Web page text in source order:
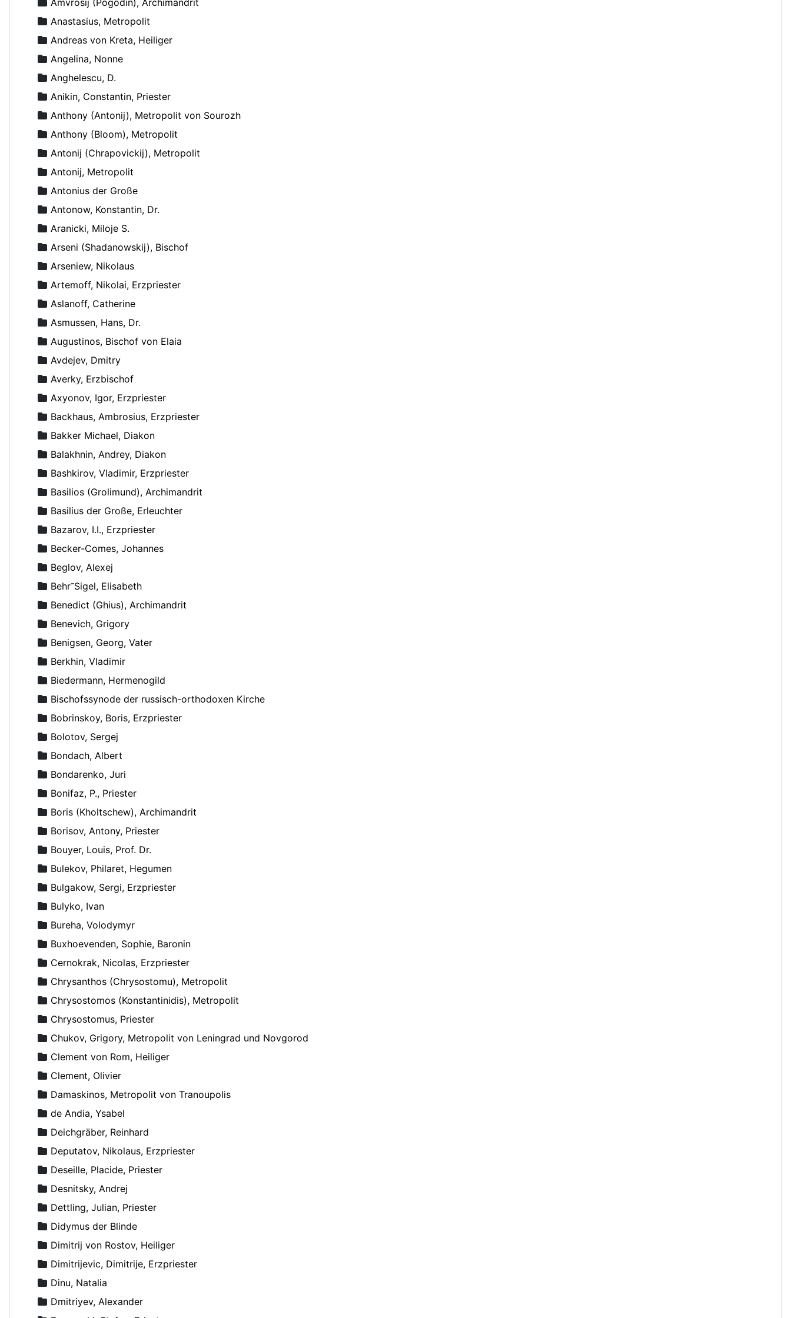
Anastasius, Metropolit
Andreas von Kreta, Heiliger
Angelina, Nonne
Anghelescu, D.
Anikin, Constantin, Priester
Anthony (Antonij), Metropolit von Sourozh
Anthony (Bloom), Metropolit
Antonij (Chrapovickij), Metropolit
Antonij, Metropolit
Antonius der Große
Antonow, Konstantin, Dr.
Aranicki, Miloje S.
Arseni (Shadanowskij), Bischof
Arseniew, Nikolaus
Artemoff, Nikolai, Erzpriester
Aslanoff, Catherine
Asmussen, Hans, Dr.
Augustinos, Bischof von Elaia
Avdejev, Dmitry
Averky, Erzbischof
Axyonov, Igor, Erzpriester
Backhaus, Ambrosius, Erzpriester
Bakker Michael, Diakon
Balakhnin, Andrey, Diakon
Bashkirov, Vladimir, Erzpriester
Basilios (Grolimund), Archimandrit
Basilius der Große, Erleuchter
Bazarov, I.I., Erzpriester
Becker-Comes, Johannes
Beglov, Alexej
Behr־Sigel, Elisabeth
Benedict (Ghius), Archimandrit
Benevich, Grigory
Benigsen, Georg, Vater
Berkhin, Vladimir
Biedermann, Hermenogild
Bischofssynode der russisch-orthodoxen Kirche
Bobrinskoy, Boris, Erzpriester
Bolotov, Sergej
Bondach, Albert
Bondarenko, Juri
Bonifaz, P., Priester
Boris (Kholtschew), Archimandrit
Borisov, Antony, Priester
Bouyer, Louis, Prof. Dr.
Bulekov, Philaret, Hegumen
Bulgakow, Sergi, Erzpriester
Bulyko, Ivan
Bureha, Volodymyr
Buxhoevenden, Sophie, Baronin
Cernokrak, Nicolas, Erzpriester
Chrysanthos (Chrysostomu), Metropolit
Chrysostomos (Konstantinidis), Metropolit
Chrysostomus, Priester
Chukov, Grigory, Metropolit von Leningrad und Novgorod
Clement von Rom, Heiliger
Clement, Olivier
Damaskinos, Metropolit von Tranoupolis
de Andia, Ysabel
Deichgräber, Reinhard
Deputatov, Nikolaus, Erzpriester
Deseille, Placide, Priester
Desnitsky, Andrej
Dettling, Julian, Priester
Didymus der Blinde
Dimitrij von Rostov, Heiliger
Dimitrijevic, Dimitrije, Erzpriester
Dinu, Natalia
Dmitriyev, Alexander